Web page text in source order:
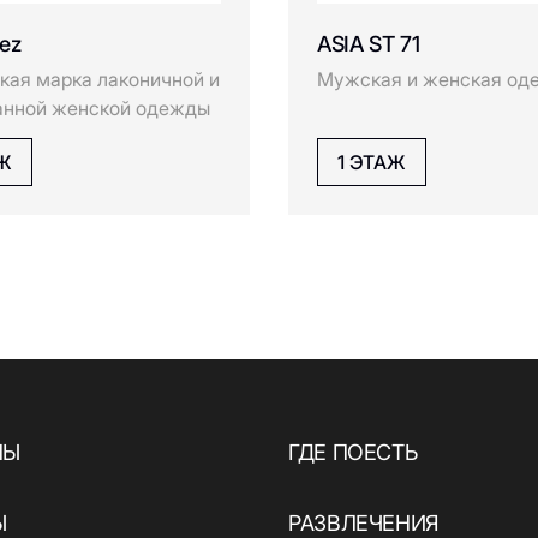
марка лаконичной и
женской одежды
ASIA ST 71
Мужская и женская
1 ЭТАЖ
ГДЕ ПОЕСТЬ
РАЗВЛЕЧЕНИЯ